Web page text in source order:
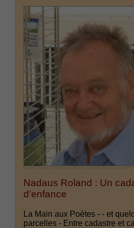
Nadaus Roland : Un
d'enfance
La Main aux Poètes - - et
parcelles - Entre cadastre et